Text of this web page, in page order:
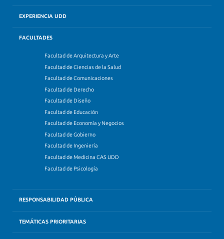
EXPERIENCIA UDD
FACULTADES
Facultad de Arquitectura y Arte
Facultad de Ciencias de la Salud
Facultad de Comunicaciones
Facultad de Derecho
Facultad de Diseño
Facultad de Educación
Facultad de Economía y Negocios
Facultad de Gobierno
Facultad de Ingeniería
Facultad de Medicina CAS UDD
Facultad de Psicología
RESPONSABILIDAD PÚBLICA
TEMÁTICAS PRIORITARIAS